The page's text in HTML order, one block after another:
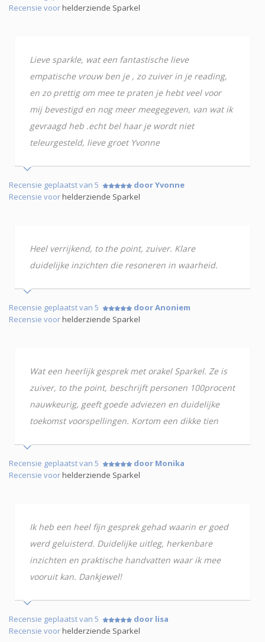
Recensie voorhelderziende Sparkel
Lieve sparkle, wat een fantastische lieve
empatische vrouw ben je , zo zuiver in je reading,
en zo prettig om mee te praten je hebt veel voor
mij bevestigd en nog meer meegegeven, van wat ik
gevraagd heb .echt bel haar je wordt niet
teleurgesteld, lieve groet Yvonne
Recensie geplaatst van 5
door Yvonne
Recensie voorhelderziende Sparkel
Heel verrijkend, to the point, zuiver. Klare
duidelijke inzichten die resoneren in waarheid.
Recensie geplaatst van 5
door Anoniem
Recensie voorhelderziende Sparkel
Wat een heerlijk gesprek met orakel Sparkel. Ze is
zuiver, to the point, beschrijft personen 100procent
nauwkeurig, geeft goede adviezen en duidelijke
toekomst voorspellingen. Kortom een dikke tien
Recensie geplaatst van 5
door Monika
Recensie voorhelderziende Sparkel
Ik heb een heel fijn gesprek gehad waarin er goed
werd geluisterd. Duidelijke uitleg, herkenbare
inzichten en praktische handvatten waar ik mee
vooruit kan. Dankjewel!
Recensie geplaatst van 5
door lisa
Recensie voorhelderziende Sparkel